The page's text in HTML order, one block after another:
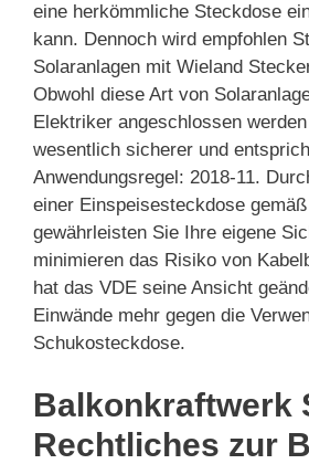
eine herkömmliche Steckdose
kann. Dennoch wird empfohlen
Solaranlagen mit Wieland
Obwohl diese Art von
Elektriker angeschlossen
wesentlich sicherer und
Anwendungsregel: 2018-11.
einer Einspeisesteckdose
gewährleisten Sie Ihre eigene
minimieren das Risiko von
hat das VDE seine Ansicht
Einwände mehr gegen die
Schukosteckdose.
Balkonkraftwerk
Rechtliches zur